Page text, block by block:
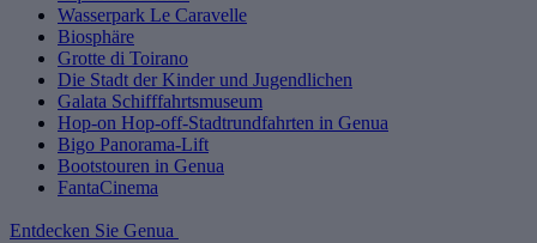
Wasserpark Le Caravelle
Biosphäre
Grotte di Toirano
Die Stadt der Kinder und Jugendlichen
Galata Schifffahrtsmuseum
Hop-on Hop-off-Stadtrundfahrten in Genua
Bigo Panorama-Lift
Bootstouren in Genua
FantaCinema
Entdecken Sie Genua